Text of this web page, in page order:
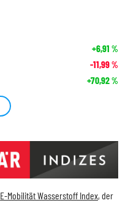
+6,91 %
-11,99%
+70,92%
E-Mobilität Wasserstoff Index, der